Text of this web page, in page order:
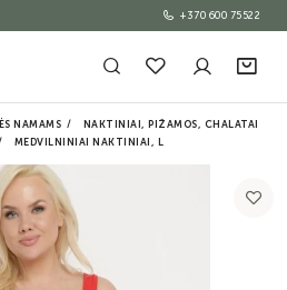
+370 600 75522
NAMAMS
NAKTINIAI, PIŽAMOS, CHALATAI
MEDVILNINIAI NAKTINIAI, L